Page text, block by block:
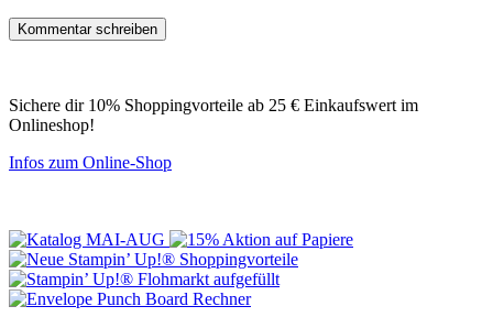
Sichere dir 10% Shoppingvorteile ab 25 € Einkaufswert im
Onlineshop!
Infos zum Online-Shop